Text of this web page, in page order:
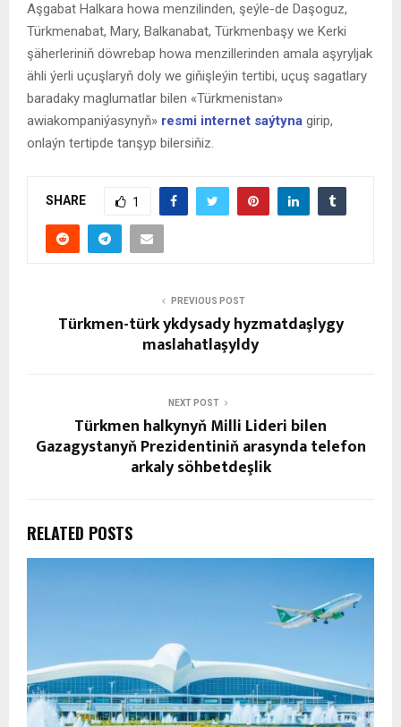
Aşgabat Halkara howa menzilinden, şeýle-de Daşoguz,
Türkmenabat, Mary, Balkanabat, Türkmenbaşy we Kerki
şäherleriniň döwrebap howa menzillerinden amala aşyryljak
ähli ýerli uçuşlaryň doly we giňişleýin tertibi, uçuş sagatlary
baradaky maglumatlar bilen «Türkmenistan»
awiakompaniýasynyň» resmi internet saýtyna girip,
onlaýn tertipde tanşyp bilersiňiz.
SHARE 1
PREVIOUS POST
Türkmen-türk ykdysady hyzmatdaşlygy
maslahatlaşyldy
NEXT POST
Türkmen halkynyň Milli Lideri bilen
Gazagystanyň Prezidentiniň arasynda telefon
arkaly söhbetdeşlik
RELATED POSTS